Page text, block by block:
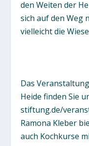
den Weiten der
sich auf den Weg
vielleicht die
Das
Heide finden Sie
stiftung.de/
Ramona Kleber
auch Kochkurse